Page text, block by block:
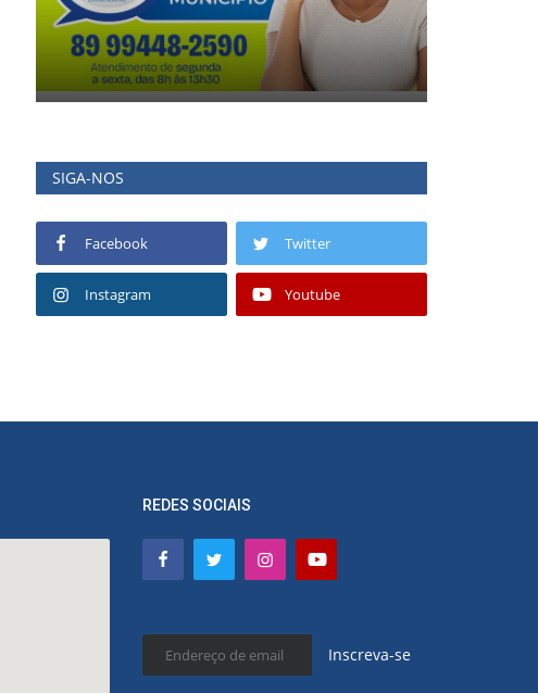
SIGA-NOS
Facebook Twitter
Instagram Youtube
REDES SOCIAIS
Inscreva-se